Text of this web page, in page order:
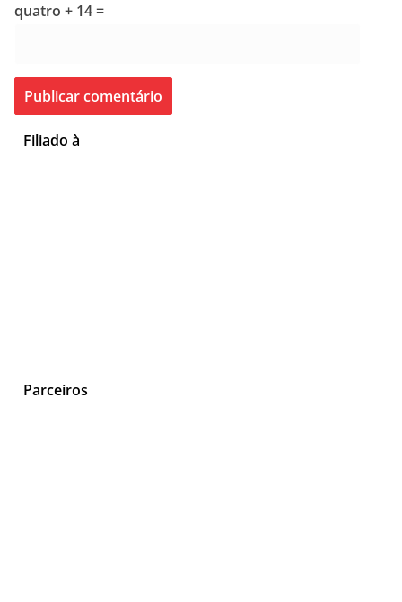
quatro + 14 =
Filiado à
Parceiros